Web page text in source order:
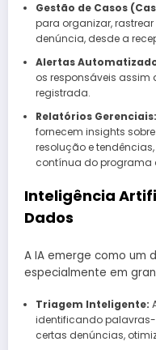
Gestão de Casos
para organizar,
denúncia, desde a
Alertas
os responsáveis
registrada.
Relatórios Gerenciais:
fornecem insights
resolução e
contínua do programa
Inteligência
Dados
A IA emerge como um
especialmente em
Triagem Inteligente:
identificando
certas denúncias,